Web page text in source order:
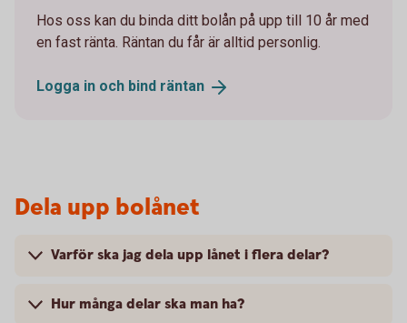
Hos oss kan du binda ditt bolån på upp till 10 år med
en fast ränta. Räntan du får är alltid personlig.
Logga in och bind räntan
Dela upp bolånet
Varför ska jag dela upp lånet i flera delar?
Hur många delar ska man ha?